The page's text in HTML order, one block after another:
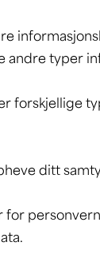
andre typer
forskjellige
ditt
for